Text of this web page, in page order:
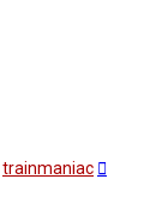
trainmaniac